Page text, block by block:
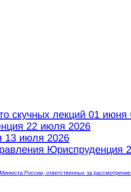
скучных лекций 01 июня
22 июля 2026
13 июля 2026
Юриспруденция
России, ответственных за